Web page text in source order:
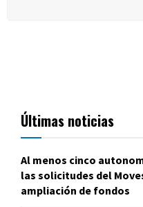
Últimas noticias
Al menos cinco
las solicitudes del
ampliación de fondos